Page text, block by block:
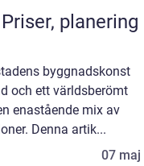
planering
byggnadskonst
och ett världsberömt
enastående mix av
Denna artik...
07 maj